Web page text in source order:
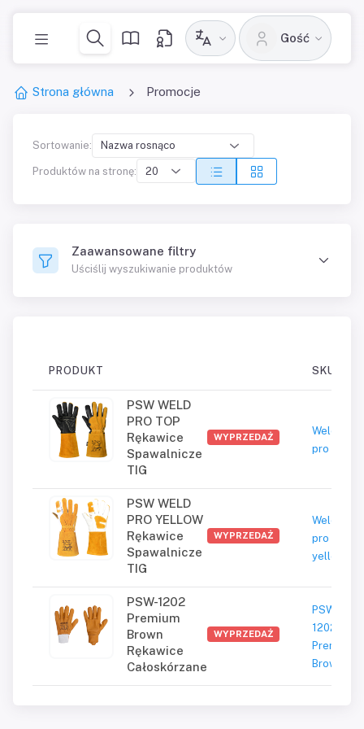
Gość
Strona główna Promocje
Sortowanie:
Produktów na stronę:
Zaawansowane filtry
Uściślij wyszukiwanie produktów
PRODUKT SKU
PSW WELD
PRO TOP
Rękawice
Spawalnicze
TIG
WYPRZEDAŻ
Weld
pro top
PSW WELD
PRO YELLOW
Rękawice
Spawalnicze
TIG
WYPRZEDAŻ
Weld
pro
yellow
PSW-1202
Premium
Brown
Rękawice
Całoskórzane
WYPRZEDAŻ
PSW-
1202
Premium
Brown